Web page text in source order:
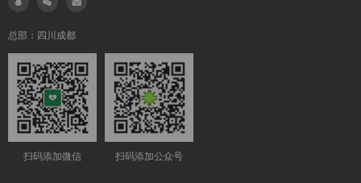
  
总部：四川成都
扫码添加微信 扫码添加公众号